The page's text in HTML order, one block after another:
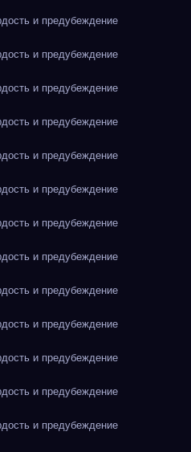
и предубеждение
и предубеждение
и предубеждение
и предубеждение
и предубеждение
и предубеждение
и предубеждение
и предубеждение
и предубеждение
и предубеждение
и предубеждение
и предубеждение
и предубеждение